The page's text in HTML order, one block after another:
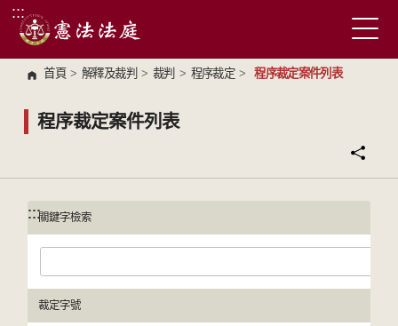
跳到主要內容區塊
:::
首頁 > 解釋及裁判 > 裁判 > 程序裁定 > 程序裁定案件列表
程序裁定案件列表
:::
:::關鍵字檢索
裁定字號